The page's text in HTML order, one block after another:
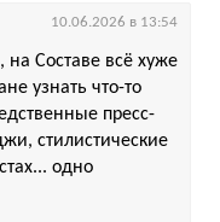
Составе всё хуже
узнать что-то
пресс-
стилистические
одно
10.06.2026 в 13:54